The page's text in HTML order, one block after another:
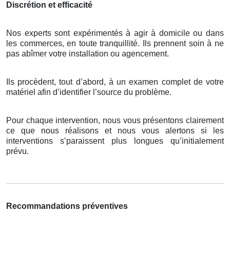
Discrétion et efficacité
Nos experts sont expérimentés à agir à domicile ou dans
les commerces, en toute tranquillité. Ils prennent soin à ne
pas abîmer votre installation ou agencement.
Ils procèdent, tout d’abord, à un examen complet de votre
matériel afin d’identifier l’source du problème.
Pour chaque intervention, nous vous présentons clairement
ce que nous réalisons et nous vous alertons si les
interventions s’paraissent plus longues qu’initialement
prévu.
Recommandations préventives